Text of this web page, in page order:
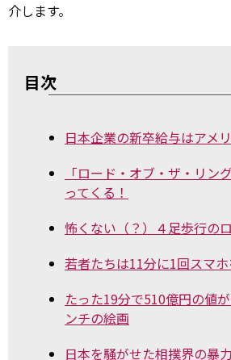
介します。
目次
日本企業の新卒給与はアメ
「ロード・オブ・ザ・リン
ってくる！
怖くない（？）４足歩行の
若者たちは11分に1回スマ
たった19分で510億円の値
ンチの絵画
日本を騒がせた相撲界の暴